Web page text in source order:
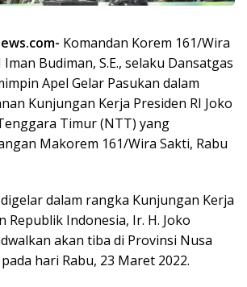
Komandan Korem 161/Wira
Budiman, S.E., selaku Dansatgas
Apel Gelar Pasukan dalam
Kunjungan Kerja Presiden RI Joko
Timur (NTT) yang
Makorem 161/Wira Sakti, Rabu
dalam rangka Kunjungan Kerja
Republik Indonesia, Ir. H. Joko
akan tiba di Provinsi Nusa
hari Rabu, 23 Maret 2022.